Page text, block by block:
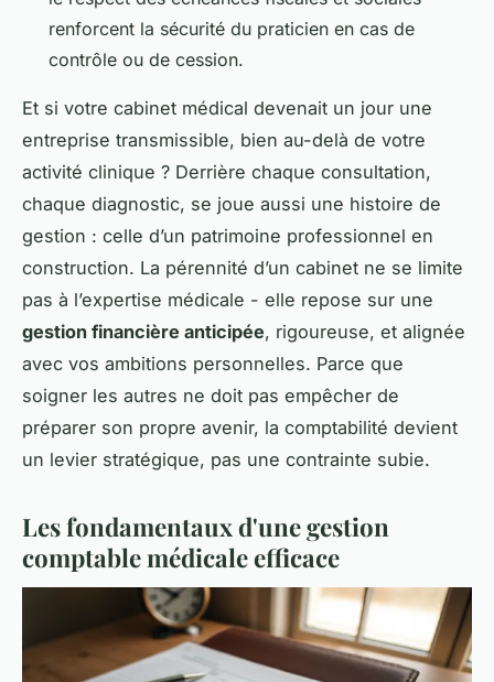
renforcent la sécurité du praticien en cas de
contrôle ou de cession.
Et si votre cabinet médical devenait un jour une
entreprise transmissible, bien au-delà de votre
activité clinique ? Derrière chaque consultation,
chaque diagnostic, se joue aussi une histoire de
gestion : celle d’un patrimoine professionnel en
construction. La pérennité d’un cabinet ne se limite
pas à l’expertise médicale - elle repose sur une
gestion financière anticipée, rigoureuse, et alignée
avec vos ambitions personnelles. Parce que
soigner les autres ne doit pas empêcher de
préparer son propre avenir, la comptabilité devient
un levier stratégique, pas une contrainte subie.
Les fondamentaux d'une gestion
comptable médicale efficace